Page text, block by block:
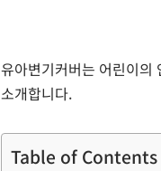
유아변기커버는 어린이의
소개합니다.
Table of Contents